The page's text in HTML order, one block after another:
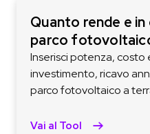
Quanto rende e
parco
Inserisci potenza, costo
investimento, ricavo
parco fotovoltaico a
Vai al Tool